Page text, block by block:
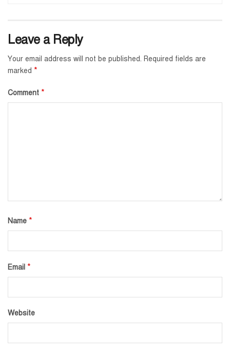
Leave a Reply
Your email address will not be published. Required fields are
marked *
Comment *
Name *
Email *
Website